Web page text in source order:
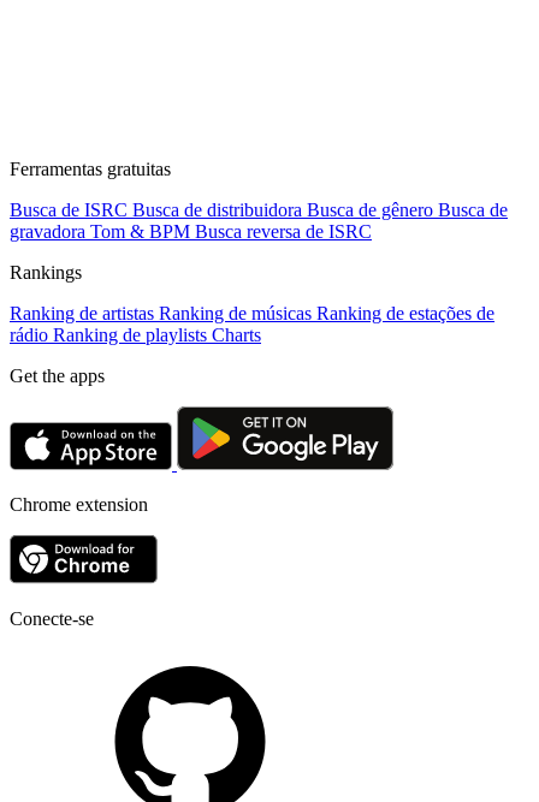
Ferramentas gratuitas
Busca de ISRC Busca de distribuidora Busca de gênero Busca de
gravadora Tom & BPM Busca reversa de ISRC
Rankings
Ranking de artistas Ranking de músicas Ranking de estações de
rádio Ranking de playlists Charts
Get the apps
Chrome extension
Conecte-se